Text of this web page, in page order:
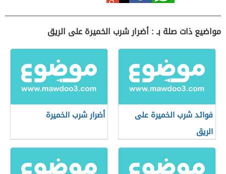
مواضيع ذات صلة بـ : أضرار شرب الخميرة على الريق
فوائد شرب الخميرة على
الريق
أضرار شرب الخميرة